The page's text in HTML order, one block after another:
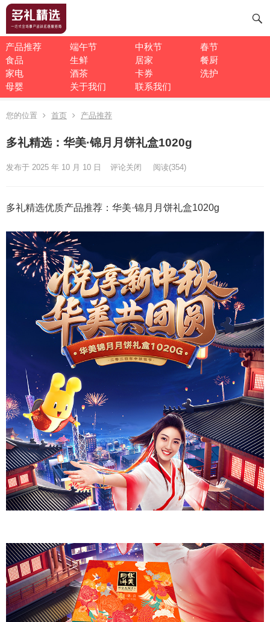
产品推荐 端午节 中秋节
春节
食品
生鲜 居家
餐厨
家电
酒茶 卡券
洗护
母婴
关于我们 联系我们
您的位置 首页 产品推荐
多礼精选：华美·锦月月饼礼盒1020g
发布于 2025 年 10 月 10 日 评论关闭 阅读(354)
多礼精选优质产品推荐：华美·锦月月饼礼盒1020g